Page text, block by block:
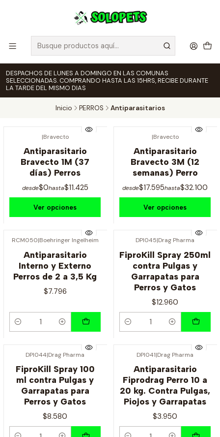
DESPACHOS DE LUNES A DOMINGO EN LAS COMUNAS
SELECCIONADAS. COMPRANDO HASTA LAS 15HRS, RECIBE DURANTE
LA TARDE DEL MISMO DIAS
Inicio PERROS Antiparasitarios
|Bravecto
Antiparasitario
Bravecto 1M (37
días) Perros
desde$0hasta$11.425
Ver opciones
|Bravecto
Antiparasitario
Bravecto 3M (12
semanas) Perro
desde$17.595hasta$32.100
Ver opciones
RCM050|Boehringer Ingelheim
Antiparasitario
Interno y Externo
Perros de 2 a 3,5 Kg
$7.796
Cantidad
DPI045|Drag Pharma
FiproKill Spray 250ml
contra Pulgas y
Garrapatas para
Perros y Gatos
$12.960
Cantidad
DPI044|Drag Pharma
FiproKill Spray 100
ml contra Pulgas y
Garrapatas para
Perros y Gatos
$8.580
DPI041|Drag Pharma
Antiparasitario
Fiprodrag Perro 10 a
20 kg. Contra Pulgas,
Piojos y Garrapatas
$3.950